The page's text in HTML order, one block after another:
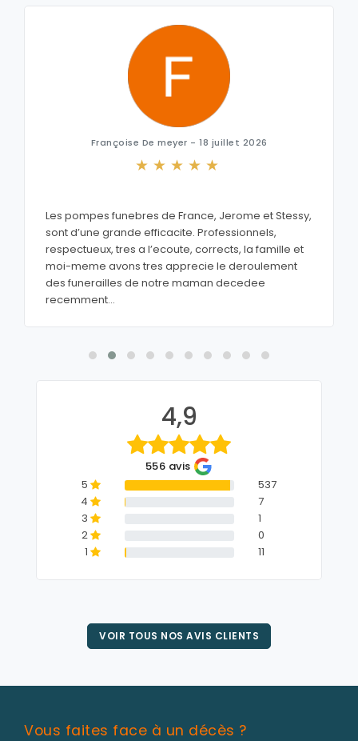
Françoise De meyer - 18 juillet 2026
Les pompes funebres de France, Jerome et Stessy,
sont d’une grande efficacite. Professionnels,
respectueux, tres a l’ecoute, corrects, la famille et
moi-meme avons tres apprecie le deroulement
des funerailles de notre maman decedee
recemment...
4,9
556 avis
5
537
4
7
3
1
2
0
1
11
VOIR TOUS NOS AVIS CLIENTS
Vous faites face à un décès ?